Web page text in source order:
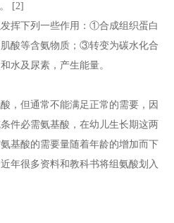
[2]
挥下列一些作用：①合成组织蛋白
酸等含氨物质；③转变为碳水化合
水及尿素，产生能量。
，但通常不能满足正常的需要，因
件必需氨基酸，在幼儿生长期这两
基酸的需要量随着年龄的增加而下
年很多资料和教科书将组氨酸划入